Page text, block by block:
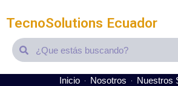
TecnoSolutions Ecuador
SearchSearch
Inicio Nosotros Nuestros